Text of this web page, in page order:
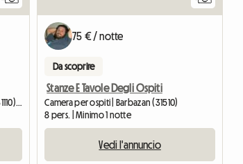
Alloggio intero | Bagnères-de-Luchon (31110) | 41 M2
75 € / notte
Da scoprire
Stanze E Tavole Degli Ospiti
Camera per ospiti | Barbazan (31510)
8 pers. | Minimo 1 notte
Vedi l'annuncio